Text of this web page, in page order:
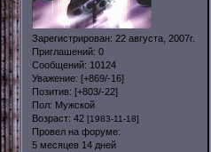
Зарегистрирован: 22 августа, 2007г.
Приглашений: 0
Сообщений: 10124
Уважение: [+869/-16]
Позитив: [+803/-22]
Пол: Мужской
Возраст: 42 [1983-11-18]
Провел на форуме:
5 месяцев 14 дней